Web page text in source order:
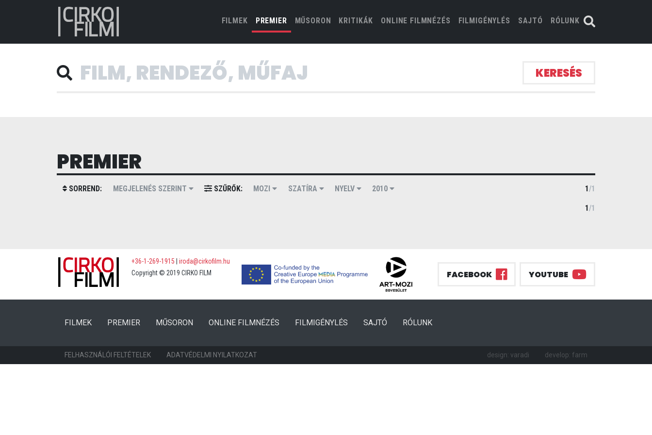
FILMEK(CURRENT)
PREMIER MŰSORON KRITIKÁK ONLINE FILMNÉZÉS FILMIGÉNYLÉS SAJTÓ RÓLUNK
KERESÉS
PREMIER
SORREND: MEGJELENÉS SZERINT SZŰRŐK: MOZI SZATÍRA NYELV 2010 1/1
1/1
+36-1-269-1915
iroda@cirkofilm.hu
Copyright © 2019 CIRKO FILM
FACEBOOK YOUTUBE
FILMEK(CURRENT)
PREMIER (CURRENT)
MŰSORON ONLINE FILMNÉZÉS FILMIGÉNYLÉS SAJTÓ RÓLUNK
FELHASZNÁLÓI FELTÉTELEK ADATVÉDELMI NYILATKOZAT design: varadi develop: farm